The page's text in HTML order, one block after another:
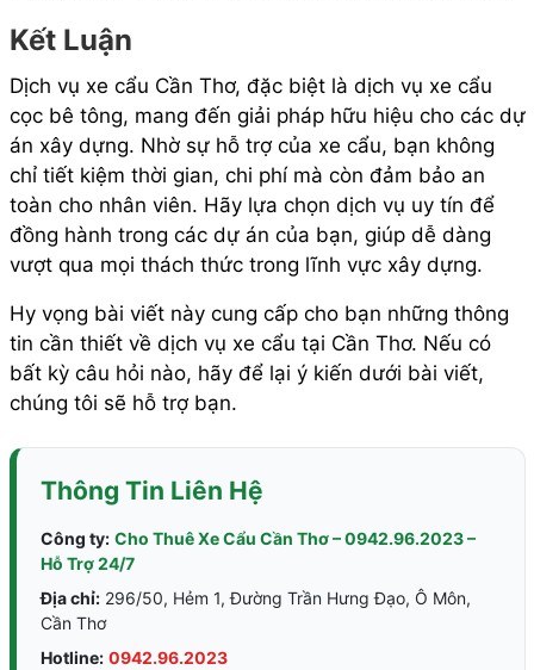
Kết Luận
Dịch vụ xe cẩu Cần Thơ, đặc biệt là dịch vụ xe cẩu
cọc bê tông, mang đến giải pháp hữu hiệu cho các dự
án xây dựng. Nhờ sự hỗ trợ của xe cẩu, bạn không
chỉ tiết kiệm thời gian, chi phí mà còn đảm bảo an
toàn cho nhân viên. Hãy lựa chọn dịch vụ uy tín để
đồng hành trong các dự án của bạn, giúp dễ dàng
vượt qua mọi thách thức trong lĩnh vực xây dựng.
Hy vọng bài viết này cung cấp cho bạn những thông
tin cần thiết về dịch vụ xe cẩu tại Cần Thơ. Nếu có
bất kỳ câu hỏi nào, hãy để lại ý kiến dưới bài viết,
chúng tôi sẽ hỗ trợ bạn.
Thông Tin Liên Hệ
Công ty: Cho Thuê Xe Cẩu Cần Thơ – 0942.96.2023 –
Hỗ Trợ 24/7
Địa chỉ:296/50, Hẻm 1, Đường Trần Hưng Đạo, Ô Môn,
Cần Thơ
Hotline: 0942.96.2023